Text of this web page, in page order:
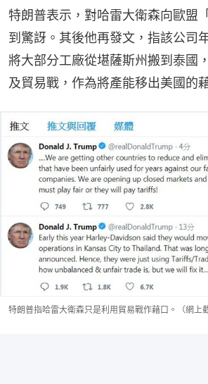
特朗普表示，對哈雷大衛森向歐盟
到驚訝。其後他再發文，指該公司
將大部分工廠從堪薩斯州搬到泰國
及貿易戰，作為將產能移出美國的
特朗普指哈雷大衛森只是利用貿易戰作藉口。（網上截